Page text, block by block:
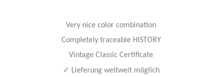
Very nice color combination
Completely traceable HISTORY
Vintage Classic Certificate
✓ Lieferung weltweit möglich